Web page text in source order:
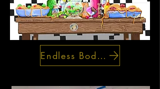
Endless Bodegon Web Page